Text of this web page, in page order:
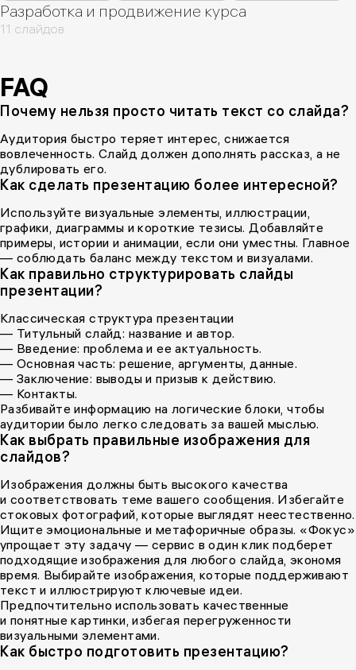
Разработка и продвижение курса
11 слайдов
FAQ
Почему нельзя просто читать текст со слайда?
Аудитория быстро теряет интерес, снижается
вовлеченность. Слайд должен дополнять рассказ, а не
дублировать его.
Как сделать презентацию более интересной?
Используйте визуальные элементы, иллюстрации,
графики, диаграммы и короткие тезисы. Добавляйте
примеры, истории и анимации, если они уместны. Главное
— соблюдать баланс между текстом и визуалами.
Как правильно структурировать слайды
презентации?
Классическая структура презентации
— Титульный слайд: название и автор.
— Введение: проблема и ее актуальность.
— Основная часть: решение, аргументы, данные.
— Заключение: выводы и призыв к действию.
— Контакты.
Разбивайте информацию на логические блоки, чтобы
аудитории было легко следовать за вашей мыслью.
Как выбрать правильные изображения для
слайдов?
Изображения должны быть высокого качества
и соответствовать теме вашего сообщения. Избегайте
стоковых фотографий, которые выглядят неестественно.
Ищите эмоциональные и метафоричные образы. «Фокус»
упрощает эту задачу — сервис в один клик подберет
подходящие изображения для любого слайда, экономя
время. Выбирайте изображения, которые поддерживают
текст и иллюстрируют ключевые идеи.
Предпочтительно использовать качественные
и понятные картинки, избегая перегруженности
визуальными элементами.
Как быстро подготовить презентацию?